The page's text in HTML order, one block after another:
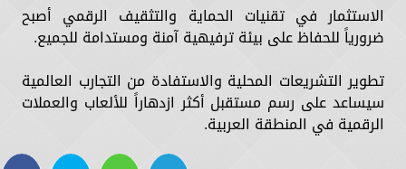
الاستثمار في تقنيات الحماية والتثقيف الرقمي أصبح
ضرورياً للحفاظ على بيئة ترفيهية آمنة ومستدامة للجميع.
تطوير التشريعات المحلية والاستفادة من التجارب العالمية
سيساعد على رسم مستقبل أكثر ازدهاراً للألعاب والعملات
الرقمية في المنطقة العربية.